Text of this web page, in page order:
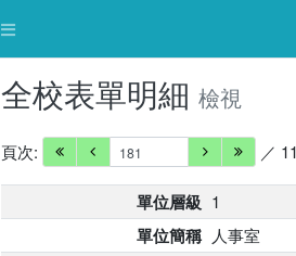
全校表單明細 檢視
頁次: ／
單位層級 1
單位簡稱 人事室